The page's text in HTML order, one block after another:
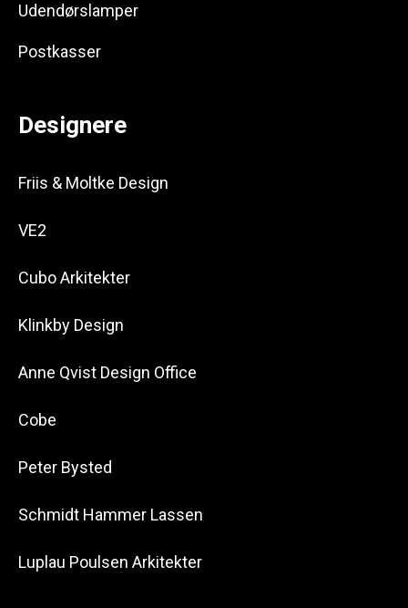
Udendørslamper
Postkasser
Designere
Friis & Moltke Design
VE2
Cubo Arkitekter
Klinkby Design
Anne Qvist Design Office
Cobe
Peter Bysted
Schmidt Hammer Lassen
Luplau Poulsen Arkitekter